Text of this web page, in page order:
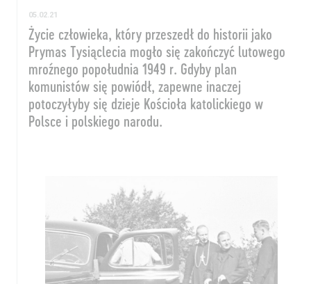
05.02.21
Życie człowieka, który przeszedł do historii jako
Prymas Tysiąclecia mogło się zakończyć lutowego
mroźnego popołudnia 1949 r. Gdyby plan
komunistów się powiódł, zapewne inaczej
potoczyłyby się dzieje Kościoła katolickiego w
Polsce i polskiego narodu.